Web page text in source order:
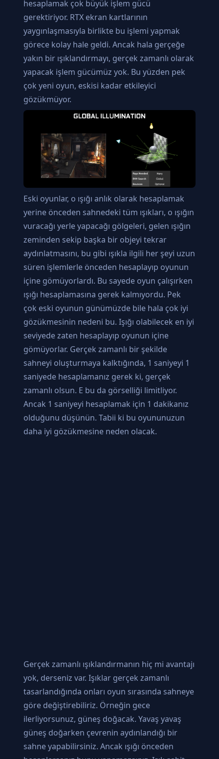
hesaplamak çok büyük işlem gücü
gerektiriyor. RTX ekran kartlarının
yaygınlaşmasıyla birlikte bu işlemi yapmak
görece kolay hale geldi. Ancak hala gerçeğe
yakın bir ışıklandırmayı, gerçek zamanlı olarak
yapacak işlem gücümüz yok. Bu yüzden pek
çok yeni oyun, eskisi kadar etkileyici
gözükmüyor.
Eski oyunlar, o ışığı anlık olarak hesaplamak
yerine önceden sahnedeki tüm ışıkları, o ışığın
vuracağı yerle yapacağı gölgeleri, gelen ışığın
zeminden sekip başka bir objeyi tekrar
aydınlatmasını, bu gibi ışıkla ilgili her şeyi uzun
süren işlemlerle önceden hesaplayıp oyunun
içine gömüyorlardı. Bu sayede oyun çalışırken
ışığı hesaplamasına gerek kalmıyordu. Pek
çok eski oyunun günümüzde bile hala çok iyi
gözükmesinin nedeni bu. Işığı olabilecek en iyi
seviyede zaten hesaplayıp oyunun içine
gömüyorlar. Gerçek zamanlı bir şekilde
sahneyi oluşturmaya kalktığında, 1 saniyeyi 1
saniyede hesaplamanız gerek ki, gerçek
zamanlı olsun. E bu da görselliği limitliyor.
Ancak 1 saniyeyi hesaplamak için 1 dakikanız
olduğunu düşünün. Tabii ki bu oyununuzun
daha iyi gözükmesine neden olacak.
Gerçek zamanlı ışıklandırmanın hiç mi avantajı
yok, derseniz var. Işıklar gerçek zamanlı
tasarlandığında onları oyun sırasında sahneye
göre değiştirebiliriz. Örneğin gece
ilerliyorsunuz, güneş doğacak. Yavaş yavaş
güneş doğarken çevrenin aydınlandığı bir
sahne yapabilirsiniz. Ancak ışığı önceden